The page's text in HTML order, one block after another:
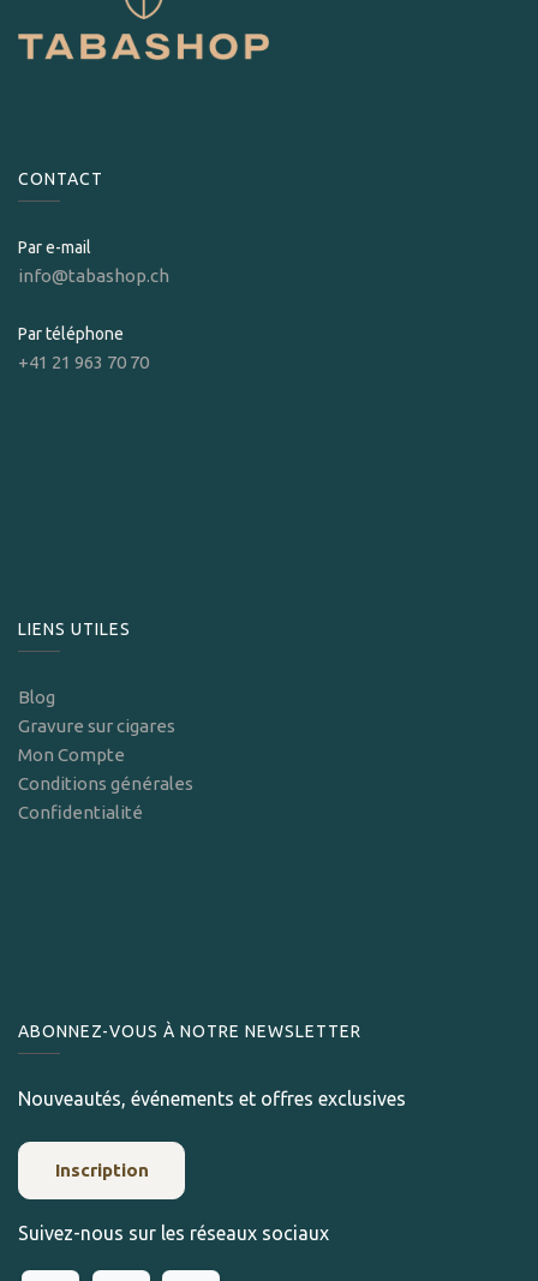
CONTACT
Par e-mail
info@tabashop.ch
Par téléphone
+41 21 963 70 70
LIENS UTILES
Blog
Gravure sur cigares
Mon Compte
Conditions générales
Confidentialité
ABONNEZ-VOUS À NOTRE NEWSLETTER
Nouveautés, événements et offres exclusives
Inscription
Suivez-nous sur les réseaux sociaux